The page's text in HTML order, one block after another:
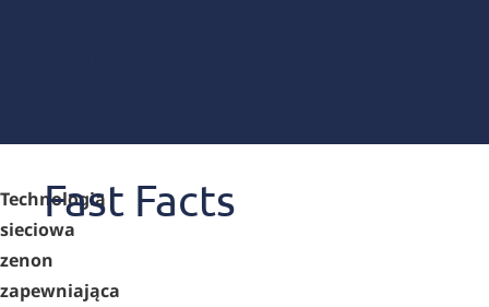
Technologia
sieciowa
zenon
zapewniająca
Fast Facts